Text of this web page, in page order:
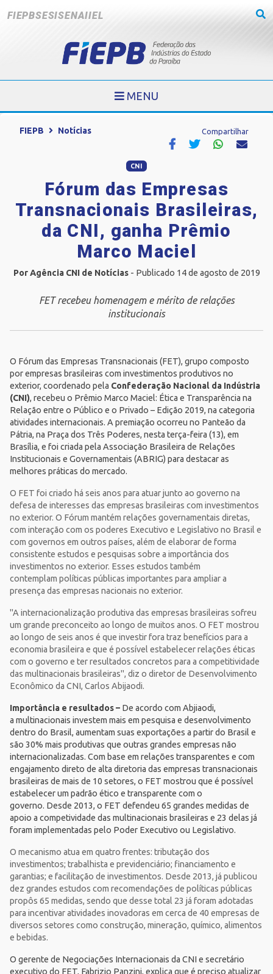
FIEPBSESISENAIIEL
MENU
FIEPB Notícias Compartilhar
CNI
Fórum das Empresas
Transnacionais Brasileiras,
da CNI, ganha Prêmio
Marco Maciel
Por Agência CNI de Notícias- Publicado 14 de agosto de 2019
FET recebeu homenagem e mérito de relações
institucionais
O Fórum das Empresas Transnacionais (FET), grupo composto
por empresas brasileiras com investimentos produtivos no
exterior, coordenado pela Confederação Nacional da Indústria
(CNI), recebeu o Prêmio Marco Maciel: Ética e Transparência na
Relação entre o Público e o Privado – Edição 2019, na categoria
atividades internacionais. A premiação ocorreu no Panteão da
Pátria, na Praça dos Três Poderes, nesta terça-feira (13), em
Brasília, e foi criada pela Associação Brasileira de Relações
Institucionais e Governamentais (ABRIG) para destacar as
melhores práticas do mercado.
O FET foi criado há seis anos para atuar junto ao governo na
defesa de interesses das empresas brasileiras com investimentos
no exterior. O Fórum mantém relações governamentais diretas,
com interação com os poderes Executivo e Legislativo no Brasil e
com governos em outros países, além de elaborar de forma
consistente estudos e pesquisas sobre a importância dos
investimentos no exterior. Esses estudos também
contemplam políticas públicas importantes para ampliar a
presença das empresas nacionais no exterior.
"A internacionalização produtiva das empresas brasileiras sofreu
um grande preconceito ao longo de muitos anos. O FET mostrou
ao longo de seis anos é que investir fora traz benefícios para a
economia brasileira e que é possível estabelecer relações éticas
com o governo e ter resultados concretos para a competitividade
das multinacionais brasileiras", diz o diretor de Desenvolvimento
Econômico da CNI, Carlos Abijaodi.
Importância e resultados – De acordo com Abjiaodi,
a multinacionais investem mais em pesquisa e desenvolvimento
dentro do Brasil, aumentam suas exportações a partir do Brasil e
são 30% mais produtivas que outras grandes empresas não
internacionalizadas. Com base em relações transparentes e com
engajamento direto de alta diretoria das empresas transnacionais
brasileiras de mais de 10 setores, o FET mostrou que é possível
estabelecer um padrão ético e transparente com o
governo. Desde 2013, o FET defendeu 65 grandes medidas de
apoio a competividade das multinacionais brasileiras e 23 delas já
foram implementadas pelo Poder Executivo ou Legislativo.
O mecanismo atua em quatro frentes: tributação dos
investimentos; trabalhista e previdenciário; financiamento e
garantias; e facilitação de investimentos. Desde 2013, já publicou
dez grandes estudos com recomendações de políticas públicas
propôs 65 medidas, sendo que desse total 23 já foram adotadas
para incentivar atividades inovadoras em cerca de 40 empresas de
diversos setores como construção, mineração, químico, alimentos
e bebidas.
O gerente de Negociações Internacionais da CNI e secretário
executivo do FET, Fabrizio Panzini, explica que é preciso atualizar